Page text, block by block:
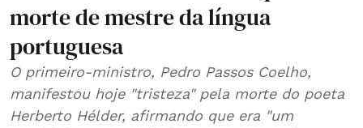
morte de mestre da língua
portuguesa
O primeiro-ministro, Pedro Passos Coelho,
manifestou hoje "tristeza" pela morte do poeta
Herberto Hélder, afirmando que era "um